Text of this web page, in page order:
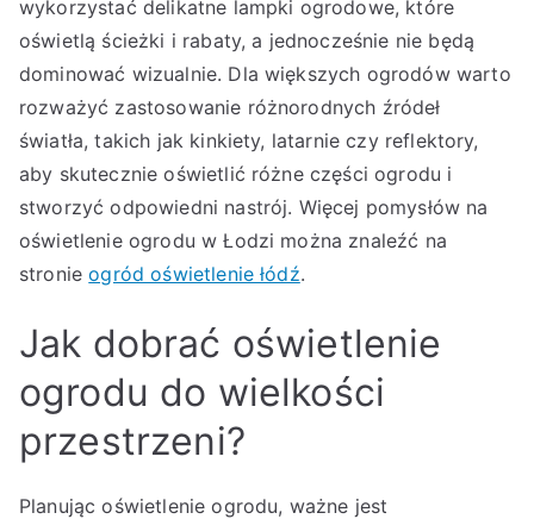
wykorzystać delikatne lampki ogrodowe, które
oświetlą ścieżki i rabaty, a jednocześnie nie będą
dominować wizualnie. Dla większych ogrodów warto
rozważyć zastosowanie różnorodnych źródeł
światła, takich jak kinkiety, latarnie czy reflektory,
aby skutecznie oświetlić różne części ogrodu i
stworzyć odpowiedni nastrój. Więcej pomysłów na
oświetlenie ogrodu w Łodzi można znaleźć na
stronieogród oświetlenie łódź.
Jak dobrać oświetlenie
ogrodu do wielkości
przestrzeni?
Planując oświetlenie ogrodu, ważne jest